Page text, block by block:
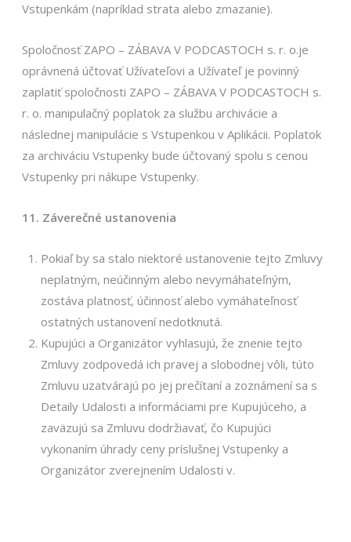
Vstupenkám (napríklad strata alebo zmazanie).
Spoločnosť ZAPO – ZÁBAVA V PODCASTOCH s. r. o.je
oprávnená účtovať Užívateľovi a Užívateľ je povinný
zaplatiť spoločnosti ZAPO – ZÁBAVA V PODCASTOCH s.
r. o. manipulačný poplatok za službu archivácie a
následnej manipulácie s Vstupenkou v Aplikácii. Poplatok
za archiváciu Vstupenky bude účtovaný spolu s cenou
Vstupenky pri nákupe Vstupenky.
11. Záverečné ustanovenia
Pokiaľ by sa stalo niektoré ustanovenie tejto Zmluvy
neplatným, neúčinným alebo nevymáhateľným,
zostáva platnosť, účinnosť alebo vymáhateľnosť
ostatných ustanovení nedotknutá.
Kupujúci a Organizátor vyhlasujú, že znenie tejto
Zmluvy zodpovedá ich pravej a slobodnej vôli, túto
Zmluvu uzatvárajú po jej prečítaní a zoznámení sa s
Detaily Udalosti a informáciami pre Kupujúceho, a
zaväzujú sa Zmluvu dodržiavať, čo Kupujúci
vykonaním úhrady ceny príslušnej Vstupenky a
Organizátor zverejnením Udalosti v.